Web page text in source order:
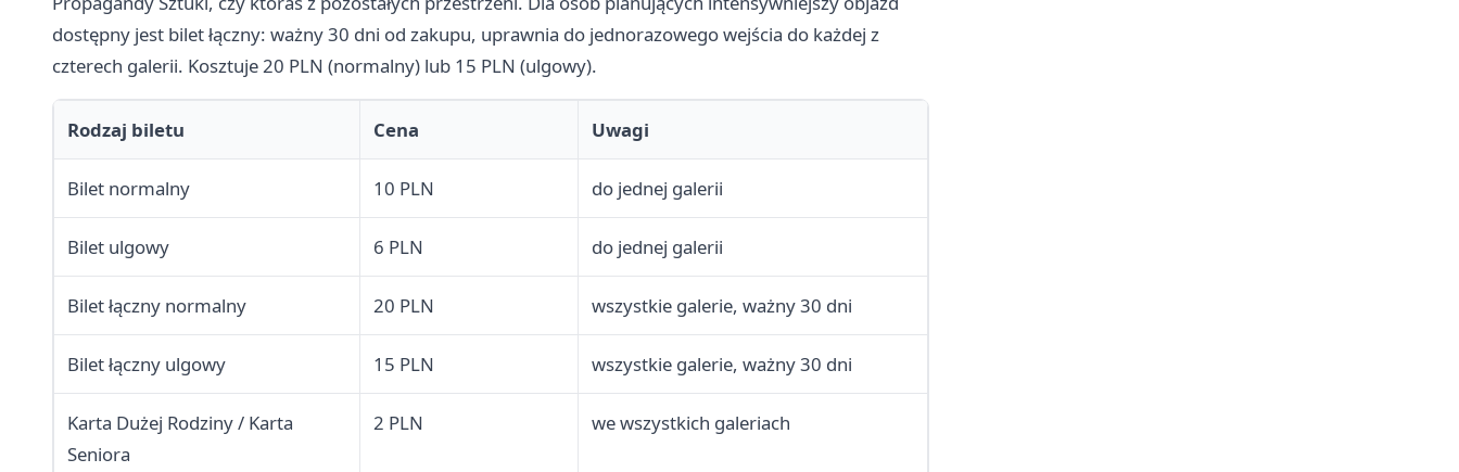
dostępny jest bilet łączny: ważny 30 dni od zakupu, uprawnia do jednorazowego wejścia do każdej z
czterech galerii. Kosztuje 20 PLN (normalny) lub 15 PLN (ulgowy).
Rodzaj biletu Cena Uwagi
Bilet normalny 10 PLN do jednej galerii
Bilet ulgowy 6 PLN do jednej galerii
Bilet łączny normalny 20 PLN wszystkie galerie, ważny 30 dni
Bilet łączny ulgowy 15 PLN wszystkie galerie, ważny 30 dni
Karta Dużej Rodziny / Karta
Seniora
2 PLN we wszystkich galeriach